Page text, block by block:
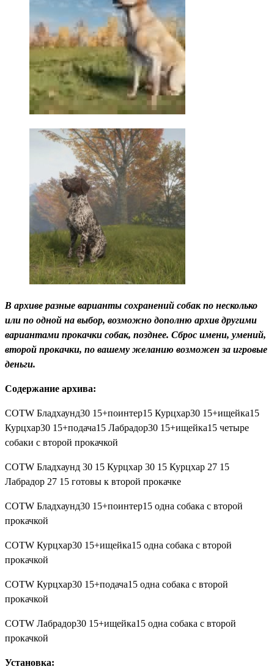
В архиве разные варианты сохранений собак по несколько
или по одной на выбор, возможно дополню архив другими
вариантами прокачки собак, позднее. Сброс имени, умений,
второй прокачки, по вашему желанию возможен за игровые
деньги.
Содержание архива:
COTW Бладхаунд30 15+поинтер15 Курцхар30 15+ищейка15
Курцхар30 15+подача15 Лабрадор30 15+ищейка15 четыре
собаки с второй прокачкой
COTW Бладхаунд 30 15 Курцхар 30 15 Курцхар 27 15
Лабрадор 27 15 готовы к второй прокачке
COTW Бладхаунд30 15+поинтер15 одна собака с второй
прокачкой
COTW Курцхар30 15+ищейка15 одна собака с второй
прокачкой
COTW Курцхар30 15+подача15 одна собака с второй
прокачкой
COTW Лабрадор30 15+ищейка15 одна собака с второй
прокачкой
Установка: